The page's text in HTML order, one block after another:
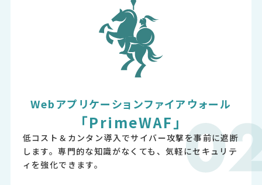
Webアプリケーションファイアウォール
｢PrimeWAF｣
低コスト＆カンタン導⼊でサイバー攻撃を事前に遮断
します。専⾨的な知識がなくても、気軽にセキュリテ
ィを強化できます。